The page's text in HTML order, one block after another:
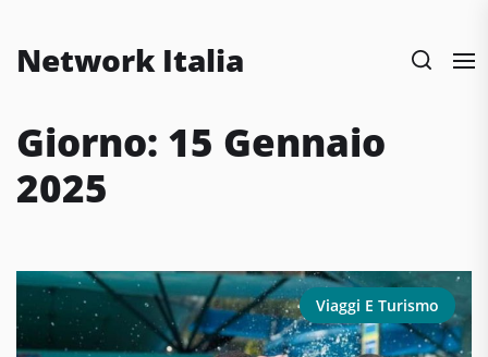
theNetwork Italia
Giorno: 15 Gennaio
2025
Viaggi E Turismo